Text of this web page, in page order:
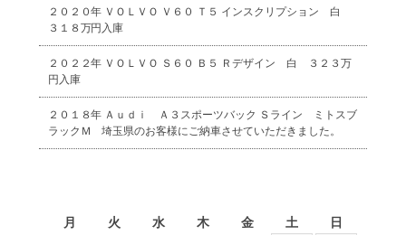
２０２０年 ＶＯＬＶＯ Ｖ６０ Ｔ５ インスクリプション 白
３１８万円入庫
２０２２年 ＶＯＬＶＯ Ｓ６０ Ｂ５ Ｒデザイン 白 ３２３万
円入庫
２０１８年 Ａｕｄｉ Ａ３スポーツバック Ｓライン ミトスブ
ラックＭ 埼玉県のお客様にご納車させていただきました。
月 火 水 木 金 土 日